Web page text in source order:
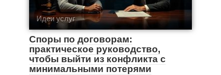
Идеи услуг
Споры по договорам:
практическое руководство,
чтобы выйти из конфликта с
минимальными потерями